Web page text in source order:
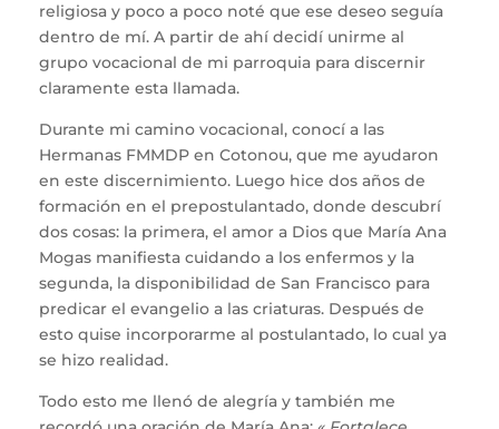
religiosa y poco a poco noté que ese deseo seguía
dentro de mí. A partir de ahí decidí unirme al
grupo vocacional de mi parroquia para discernir
claramente esta llamada.
Durante mi camino vocacional, conocí a las
Hermanas FMMDP en Cotonou, que me ayudaron
en este discernimiento. Luego hice dos años de
formación en el prepostulantado, donde descubrí
dos cosas: la primera, el amor a Dios que María Ana
Mogas manifiesta cuidando a los enfermos y la
segunda, la disponibilidad de San Francisco para
predicar el evangelio a las criaturas. Después de
esto quise incorporarme al postulantado, lo cual ya
se hizo realidad.
Todo esto me llenó de alegría y también me